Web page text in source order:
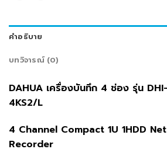
คำอธิบาย
บทวิจารณ์ (0)
DAHUA เครื่องบันทึก 4 ช่อง รุ่น
4KS2/L
4 Channel Compact 1U 1HDD
Recorder